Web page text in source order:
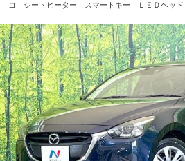
コ シートヒーター スマートキー ＬＥＤヘッ
トライト オートエアコン Ｂｌｕｅｔｏｏｔｈ
置 ＣＤ ＤＶＤ再生 地デジ（三重県）